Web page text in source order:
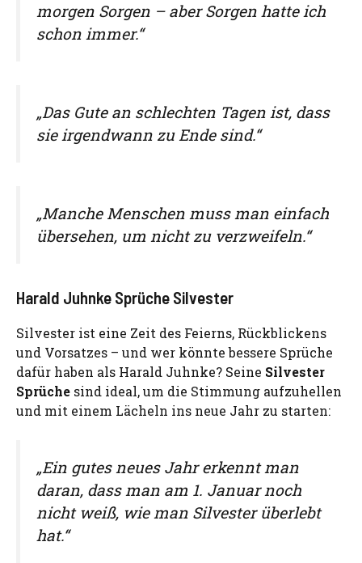
morgen Sorgen – aber Sorgen hatte ich
schon immer.“
„Das Gute an schlechten Tagen ist, dass
sie irgendwann zu Ende sind.“
„Manche Menschen muss man einfach
übersehen, um nicht zu verzweifeln.“
Harald Juhnke Sprüche Silvester
Silvester ist eine Zeit des Feierns, Rückblickens
und Vorsatzes – und wer könnte bessere Sprüche
dafür haben als Harald Juhnke? Seine Silvester
Sprüche sind ideal, um die Stimmung aufzuhellen
und mit einem Lächeln ins neue Jahr zu starten:
„Ein gutes neues Jahr erkennt man
daran, dass man am 1. Januar noch
nicht weiß, wie man Silvester überlebt
hat.“